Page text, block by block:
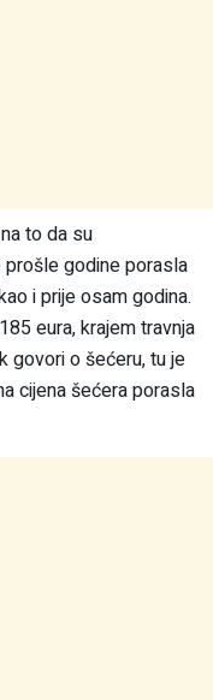
to da su
prošle godine porasla
i prije osam godina.
eura, krajem travnja
govori o šećeru, tu je
cijena šećera porasla